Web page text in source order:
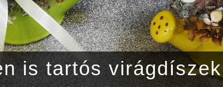
is tartós virágdíszek